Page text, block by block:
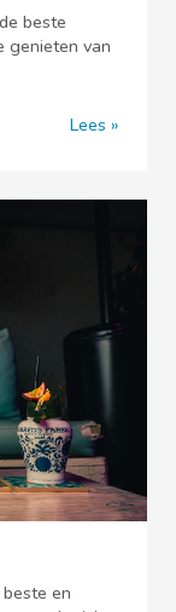
beste
genieten van
Lees
en